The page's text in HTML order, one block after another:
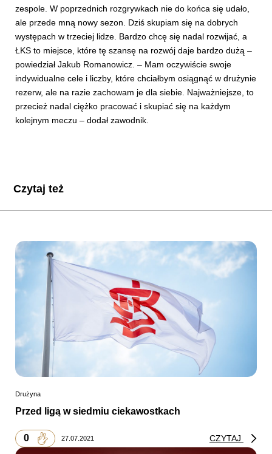
zespole. W poprzednich rozgrywkach nie do końca się udało,
ale przede mną nowy sezon. Dziś skupiam się na dobrych
występach w trzeciej lidze. Bardzo chcę się nadal rozwijać, a
ŁKS to miejsce, które tę szansę na rozwój daje bardzo dużą –
powiedział Jakub Romanowicz. – Mam oczywiście swoje
indywidualne cele i liczby, które chciałbym osiągnąć w drużynie
rezerw, ale na razie zachowam je dla siebie. Najważniejsze, to
przecież nadal ciężko pracować i skupiać się na każdym
kolejnym meczu – dodał zawodnik.
Czytaj też
Drużyna
Przed ligą w siedmiu ciekawostkach
0 27.07.2021 CZYTAJ